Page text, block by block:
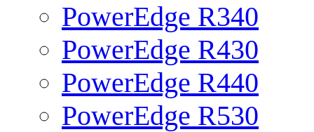
PowerEdge R340
PowerEdge R430
PowerEdge R440
PowerEdge R530